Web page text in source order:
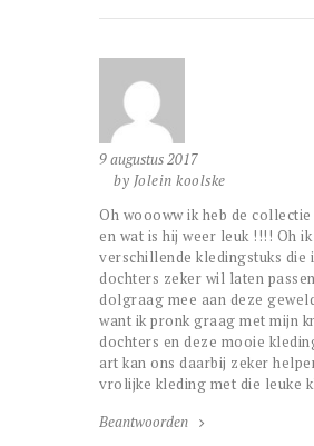
9 augustus 2017
by Jolein koolske
Oh woooww ik heb de collectie
en wat is hij weer leuk !!!! Oh
verschillende kledingstuks die
dochters zeker wil laten
dolgraag mee aan deze
want ik pronk graag met mijn
dochters en deze mooie
art kan ons daarbij zeker
vrolijke kleding met die leuke
Beantwoorden